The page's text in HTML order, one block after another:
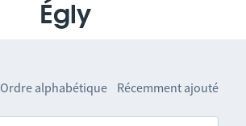
Égly
Ordre alphabétique Récemment ajouté